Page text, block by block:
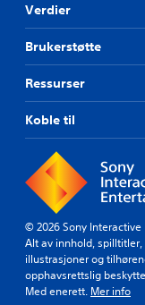
Verdier
Brukerstøtte
Ressurser
Koble til
© 2026 Sony Interactive
Alt av innhold,
illustrasjoner og
opphavsrettslig
Med enerett. Mer info